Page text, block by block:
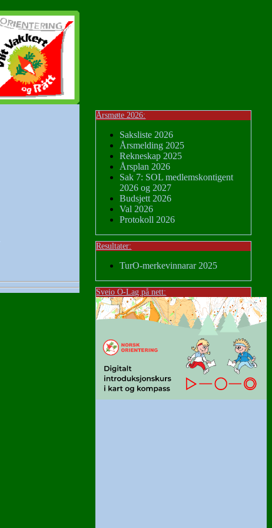
Årsmøte 2026:
Saksliste 2026
Årsmelding 2025
Rekneskap 2025
Årsplan 2026
Sak 7: SOL medlemskontigent
2026 og 2027
Budsjett 2026
Val 2026
Protokoll 2026
Resultater:
TurO-merkevinnarar 2025
Sveio O-Lag på nett: